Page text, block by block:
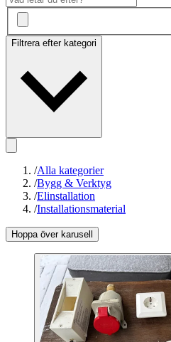
Filtrera efter kategori
/Alla kategorier
/Bygg & Verktyg
/Elinstallation
/Installationsmaterial
Hoppa över karusell